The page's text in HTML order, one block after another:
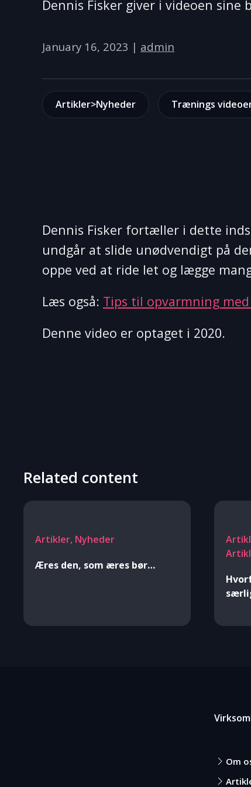
Dennis Fisker giver i videoen
January 16, 2023 | admin
Artikler>Nyheder Trænings
Dennis Fisker fortæller i dette
undgår at slide unødvendigt på
oppe ved at ride let og lægge
Læs også: Tips til opvarmning
Denne video er optaget i 2020.
Related content
Artikler, Nyheder
Æres den, som æres bør…
Om